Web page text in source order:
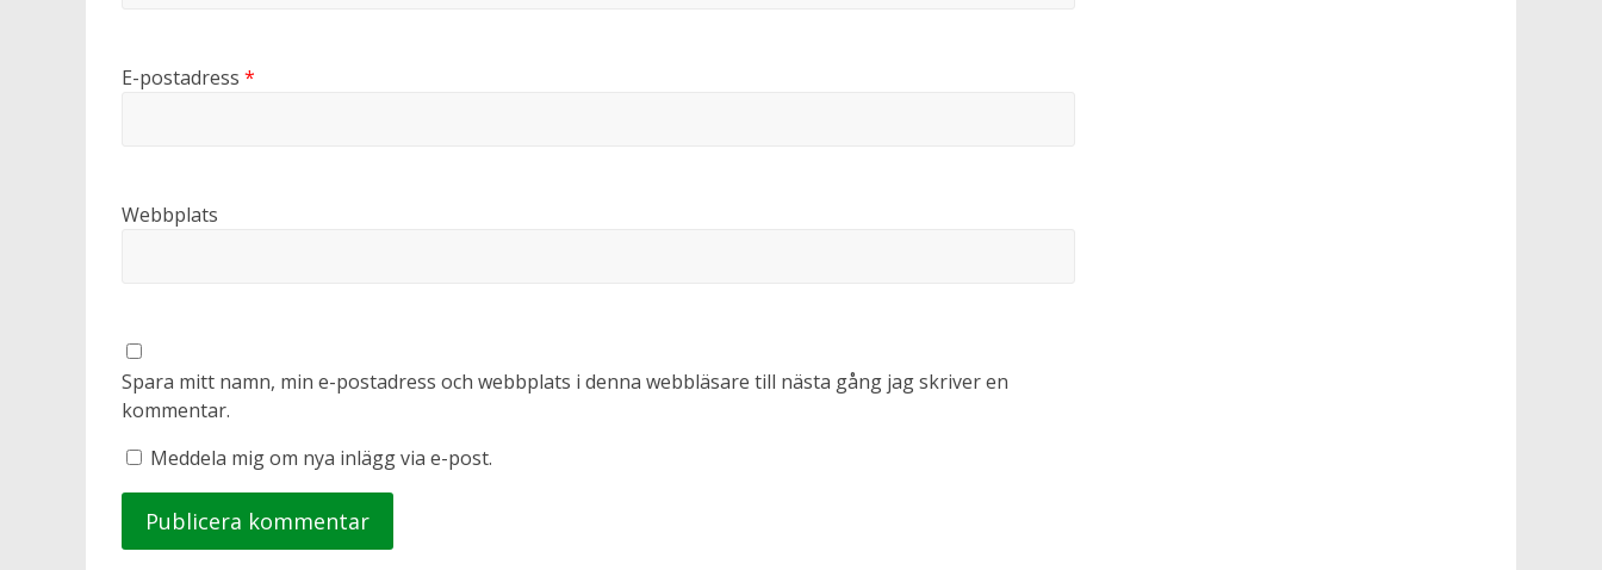
E-postadress *
Webbplats
Spara mitt namn, min e-postadress och webbplats i denna webbläsare till nästa gång jag skriver en
kommentar.
Meddela mig om nya inlägg via e-post.